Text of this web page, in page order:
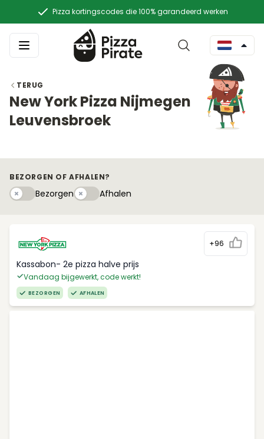
Pizza kortingscodes die 100% garandeerd werken
TERUG
New York Pizza Nijmegen
Leuvensbroek
BEZORGEN OF AFHALEN?
BezorgenBezorgenAfhalenyAfhalen
+96
Kassabon- 2e pizza halve prijs
Vandaag bijgewerkt, code werkt!
BEZORGEN AFHALEN